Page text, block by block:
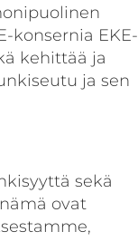
konsernia EKE-
kehittää ja
ja sen
sekä
ovat